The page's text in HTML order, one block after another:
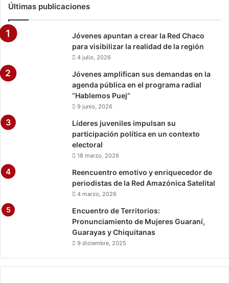
Últimas publicaciones
Jóvenes apuntan a crear la Red Chaco
para visibilizar la realidad de la región
4 julio, 2026
Jóvenes amplifican sus demandas en la
agenda pública en el programa radial
“Hablemos Puej”
9 junio, 2026
Líderes juveniles impulsan su
participación política en un contexto
electoral
18 marzo, 2026
Reencuentro emotivo y enriquecedor de
periodistas de la Red Amazónica Satelital
4 marzo, 2026
Encuentro de Territorios:
Pronunciamiento de Mujeres Guaraní,
Guarayas y Chiquitanas
9 diciembre, 2025